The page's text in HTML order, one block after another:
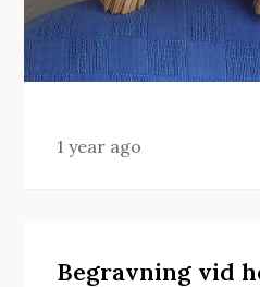
1 year ago
Begravning vid